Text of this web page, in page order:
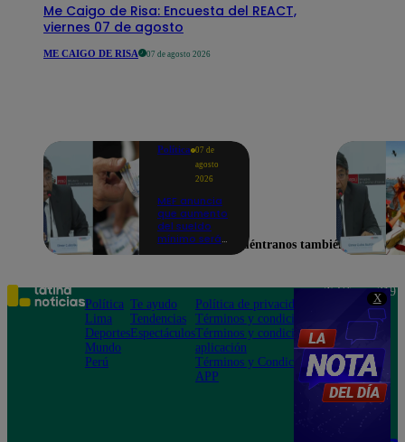
X
Me Caigo de Risa: Encuesta del REACT,
viernes 07 de agosto
ME CAIGO DE RISA 07 de agosto 2026
Política
07 de
agosto
2026
MEF anuncia
que aumento
del sueldo
mínimo será
posiblemente,
de S/ 100 y el
otro de S/ 70"
Encuéntranos también en
Política
Lima
Deportes
Mundo
Perú
Te ayudo
Tendencias
Espectáculos
Política de privacidad
Términos y condiciones
Términos y condiciones
aplicación
Términos y Condiciones
APP
Teléfono: 219
Av. San
Felipe 968
Jesús María